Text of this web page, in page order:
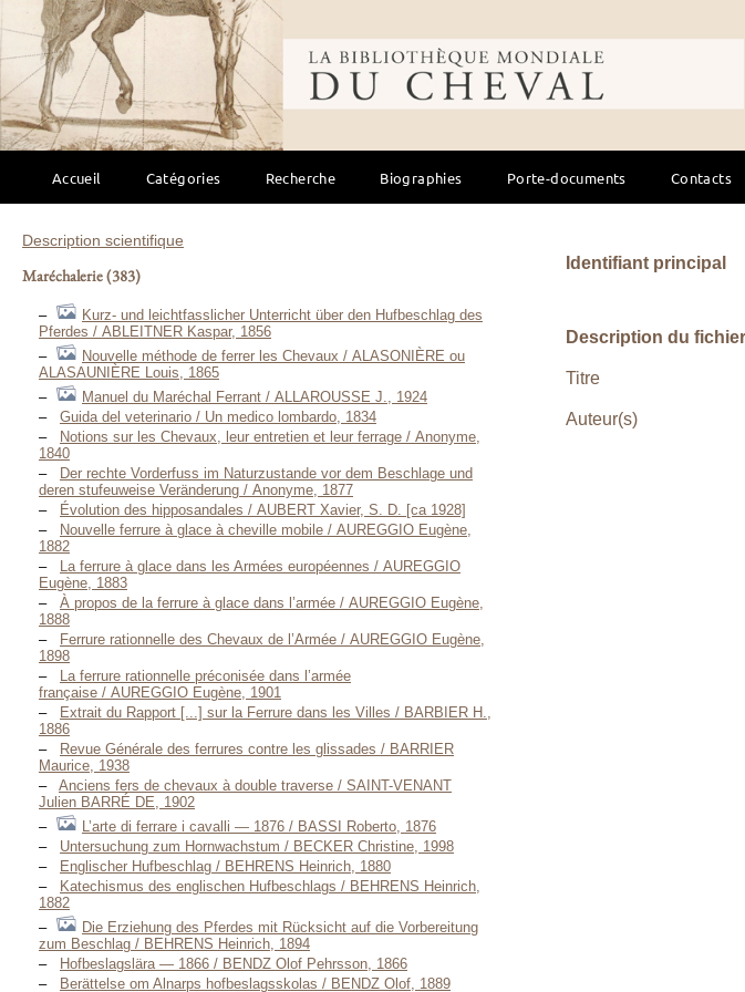
Bibliothèque mondiale du
Accueil Catégories Recherche Biographies Porte-documents Contacts
Description scientifique
Maréchalerie(383)
Kurz- und leichtfasslicher Unterricht über den Hufbeschlag des
Pferdes / ABLEITNER Kaspar, 1856
Nouvelle méthode de ferrer les Chevaux / ALASONIÈRE ou
ALASAUNIÈRE Louis, 1865
Manuel du Maréchal Ferrant / ALLAROUSSE J., 1924
Guida del veterinario / Un medico lombardo, 1834
Notions sur les Chevaux, leur entretien et leur ferrage / Anonyme,
1840
Der rechte Vorderfuss im Naturzustande vor dem Beschlage und
deren stufeuweise Veränderung / Anonyme, 1877
Évolution des hipposandales / AUBERT Xavier, S. D. [ca 1928]
Nouvelle ferrure à glace à cheville mobile / AUREGGIO Eugène,
1882
La ferrure à glace dans les Armées européennes / AUREGGIO
Eugène, 1883
À propos de la ferrure à glace dans l’armée / AUREGGIO Eugène,
1888
Ferrure rationnelle des Chevaux de l’Armée / AUREGGIO Eugène,
1898
La ferrure rationnelle préconisée dans l’armée
française / AUREGGIO Eugène, 1901
Extrait du Rapport [...] sur la Ferrure dans les Villes / BARBIER H.,
1886
Revue Générale des ferrures contre les glissades / BARRIER
Maurice, 1938
Anciens fers de chevaux à double traverse / SAINT-VENANT
Julien BARRÉ DE, 1902
L’arte di ferrare i cavalli — 1876 / BASSI Roberto, 1876
Untersuchung zum Hornwachstum / BECKER Christine, 1998
Englischer Hufbeschlag / BEHRENS Heinrich, 1880
Katechismus des englischen Hufbeschlags / BEHRENS Heinrich,
1882
Die Erziehung des Pferdes mit Rücksicht auf die Vorbereitung
zum Beschlag / BEHRENS Heinrich, 1894
Hofbeslagslära — 1866 / BENDZ Olof Pehrsson, 1866
Berättelse om Alnarps hofbeslagsskolas / BENDZ Olof, 1889
Identifiant principal
Description du fichier
Titre
Auteur(s)